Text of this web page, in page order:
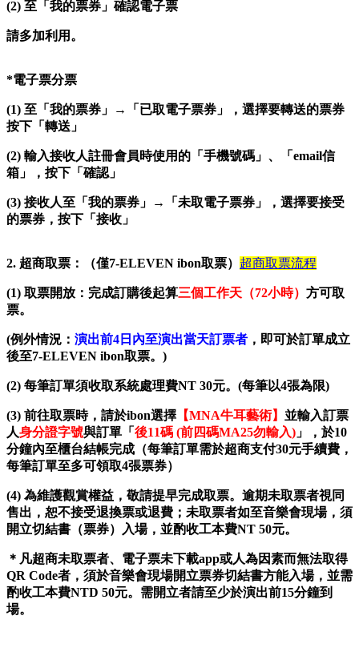
(2) 至「我的票券」確認電子票
請多加利用。
*電子票分票
(1) 至「我的票券」→「已取電子票券」，選擇要轉送的票券
按下「轉送」
(2) 輸入接收人註冊會員時使用的「手機號碼」、「email信
箱」，按下「確認」
(3) 接收人至「我的票券」→「未取電子票券」，選擇要接受
的票券，按下「接收」
2. 超商取票：（僅7-ELEVEN ibon取票） 超商取票流程
(1) 取票開放：完成訂購後起算三個工作天（72小時） 方可取
票。
(例外情況： 演出前4日內至演出當天訂票者 ，即可於訂單成立
後至7-ELEVEN ibon取票。)
(2) 每筆訂單須收取系統處理費NT 30元。(每筆以4張為限)
(3) 前往取票時，請於ibon選擇 【MNA牛耳藝術】 並輸入訂票
人身分證字號與訂單「 後11碼 (前四碼MA25勿輸入) 」，於10
分鐘內至櫃台結帳完成（每筆訂單需於超商支付30元手續費，
每筆訂單至多可領取4張票券）
(4) 為維護觀賞權益，敬請提早完成取票。逾期未取票者視同
售出，恕不接受退換票或退費；未取票者如至音樂會現場，須
開立切結書（票券）入場，並酌收工本費NT 50元。
＊凡超商未取票者、電子票未下載app或人為因素而無法取得
QR Code者，須於音樂會現場開立票券切結書方能入場，並需
酌收工本費NTD 50元。需開立者請至少於演出前15分鐘到
場。